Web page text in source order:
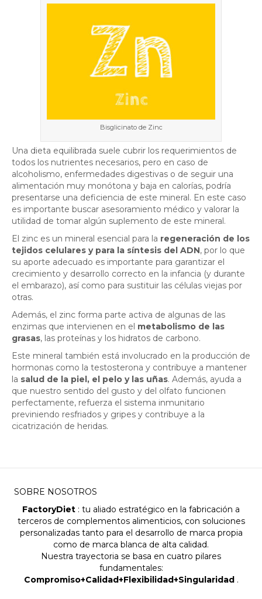
Bisglicinato de Zinc
Una dieta equilibrada suele cubrir los requerimientos de
todos los nutrientes necesarios, pero en caso de
alcoholismo, enfermedades digestivas o de seguir una
alimentación muy monótona y baja en calorías, podría
presentarse una deficiencia de este mineral. En este caso
es importante buscar asesoramiento médico y valorar la
utilidad de tomar algún suplemento de este mineral.
El zinc es un mineral esencial para la regeneración de los
tejidos celulares y para la síntesis del ADN, por lo que
su aporte adecuado es importante para garantizar el
crecimiento y desarrollo correcto en la infancia (y durante
el embarazo), así como para sustituir las células viejas por
otras.
Además, el zinc forma parte activa de algunas de las
enzimas que intervienen en el metabolismo de las
grasas, las proteínas y los hidratos de carbono.
Este mineral también está involucrado en la producción de
hormonas como la testosterona y contribuye a mantener
la salud de la piel, el pelo y las uñas. Además, ayuda a
que nuestro sentido del gusto y del olfato funcionen
perfectamente, refuerza el sistema inmunitario
previniendo resfriados y gripes y contribuye a la
cicatrización de heridas.
SOBRE NOSOTROS
FactoryDiet : tu aliado estratégico en la fabricación a
terceros de complementos alimenticios, con soluciones
personalizadas tanto para el desarrollo de marca propia
como de marca blanca de alta calidad.
Nuestra trayectoria se basa en cuatro pilares
fundamentales:
Compromiso+Calidad+Flexibilidad+Singularidad.